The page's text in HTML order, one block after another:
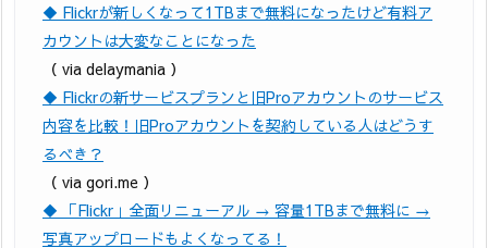
◆ Flickrが新しくなって1TBまで無料になったけど有料ア
カウントは大変なことになった
（ via delaymania ）
◆ Flickrの新サービスプランと旧Proアカウントのサービス
内容を比較！旧Proアカウントを契約している人はどうす
るべき？
（ via gori.me ）
◆ 「Flickr」全面リニューアル → 容量1TBまで無料に →
写真アップロードもよくなってる！